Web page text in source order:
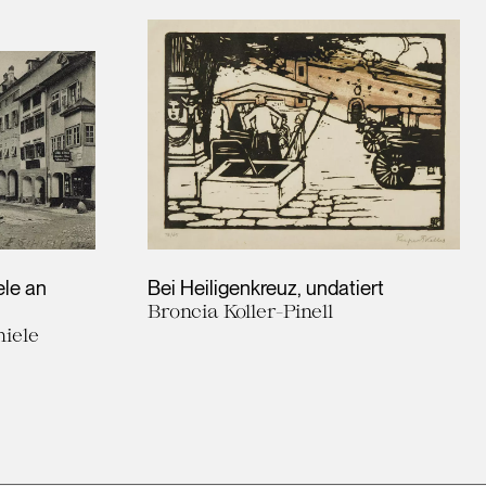
an
Bei Heiligenkreuz undatiert
Broncia Koller-Pinell